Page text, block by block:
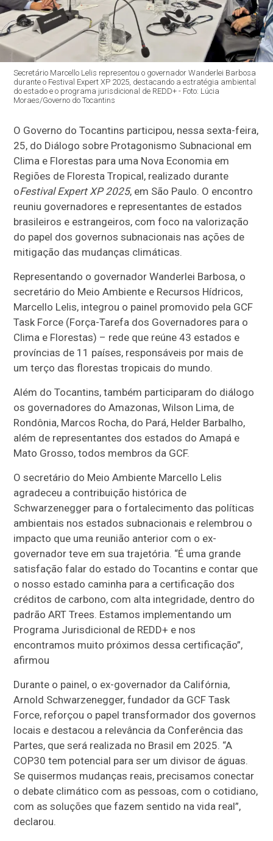
Secretário Marcello Lelis representou o governador Wanderlei Barbosa
durante o Festival Expert XP 2025, destacando a estratégia ambiental
do estado e o programa jurisdicional de REDD+ - Foto: Lúcia
Moraes/Governo do Tocantins
O Governo do Tocantins participou, nessa sexta-feira,
25, do Diálogo sobre Protagonismo Subnacional em
Clima e Florestas para uma Nova Economia em
Regiões de Floresta Tropical, realizado durante
oFestival Expert XP 2025, em São Paulo. O encontro
reuniu governadores e representantes de estados
brasileiros e estrangeiros, com foco na valorização
do papel dos governos subnacionais nas ações de
mitigação das mudanças climáticas.
Representando o governador Wanderlei Barbosa, o
secretário do Meio Ambiente e Recursos Hídricos,
Marcello Lelis, integrou o painel promovido pela GCF
Task Force (Força-Tarefa dos Governadores para o
Clima e Florestas) – rede que reúne 43 estados e
províncias de 11 países, responsáveis por mais de
um terço das florestas tropicais do mundo.
Além do Tocantins, também participaram do diálogo
os governadores do Amazonas, Wilson Lima, de
Rondônia, Marcos Rocha, do Pará, Helder Barbalho,
além de representantes dos estados do Amapá e
Mato Grosso, todos membros da GCF.
O secretário do Meio Ambiente Marcello Lelis
agradeceu a contribuição histórica de
Schwarzenegger para o fortalecimento das políticas
ambientais nos estados subnacionais e relembrou o
impacto que uma reunião anterior com o ex-
governador teve em sua trajetória. “É uma grande
satisfação falar do estado do Tocantins e contar que
o nosso estado caminha para a certificação dos
créditos de carbono, com alta integridade, dentro do
padrão ART Trees. Estamos implementando um
Programa Jurisdicional de REDD+ e nos
encontramos muito próximos dessa certificação”,
afirmou
Durante o painel, o ex-governador da Califórnia,
Arnold Schwarzenegger, fundador da GCF Task
Force, reforçou o papel transformador dos governos
locais e destacou a relevância da Conferência das
Partes, que será realizada no Brasil em 2025. “A
COP30 tem potencial para ser um divisor de águas.
Se quisermos mudanças reais, precisamos conectar
o debate climático com as pessoas, com o cotidiano,
com as soluções que fazem sentido na vida real”,
declarou.